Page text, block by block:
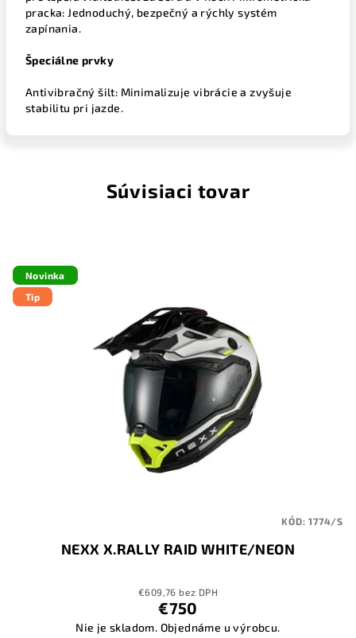
pracka: Jednoduchý, bezpečný a rýchly systém
zapínania.
Špeciálne prvky
Antivibračný šilt: Minimalizuje vibrácie a zvyšuje
stabilitu pri jazde.
Súvisiaci tovar
Novinka
Tip
NEXX X.RALLY RAID WHITE/NEON
€609,76 bez DPH
€750
Nie je skladom. Objednáme u výrobcu.
KÓD:1774/S